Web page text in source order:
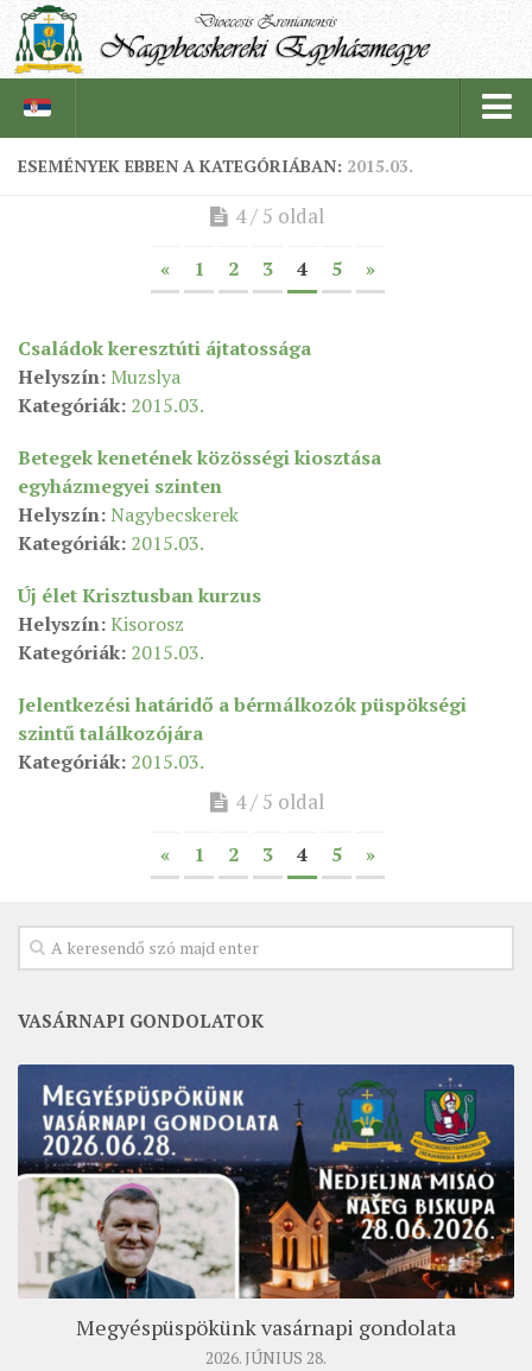
TÖRTÉNELEM
EGYHÁZMEGYEI LEVÉLTÁR
LELKIPÁSZTOROK
SZERZETESRENDEK
IN MEMORIAM
PLÉBÁNIÁK
KÖZPONTI ESPERESSÉG
DÉLI ESPERESSÉG
ARCHÍVUM
ARCHÍV ÉLETKÉPEK
SZINÓDUS
ORGANIGRAMMA
PÜSPÖKI DEKRÉTUM
ZSINAT MOTTÓJA, LOGÓJA
ZSINATI IRODA
KOORDINÁLÓ BIZOTTSÁG
MUNKADOKUMENTUMOK
ZSINATI HÍREK-ÚJSÁG
PASZTORÁLSZOCIOLÓGIAI FELMÉRÉS
KISKORÚAK VÉDELME
„GYERMEKVÉDELMI” KIHÍVÁSOK KÁNONJOGI
MEGKÖZELÍTÉSBEN
ESEMÉNYEK EBBEN A KATEGÓRIÁBAN: 2015.03.
4 / 5 oldal
« 1 2 3 4 5 »
Családok keresztúti ájtatossága
Helyszín: Muzslya
Kategóriák: 2015.03.
Betegek kenetének közösségi kiosztása
egyházmegyei szinten
Helyszín: Nagybecskerek
Kategóriák: 2015.03.
Új élet Krisztusban kurzus
Helyszín:Kisorosz
Kategóriák: 2015.03.
Jelentkezési határidő a bérmálkozók püspökségi
szintű találkozójára
Kategóriák: 2015.03.
4 / 5 oldal
« 1 2 3 4 5 »
VASÁRNAPI GONDOLATOK
Megyéspüspökünk vasárnapi gondolata
2026. JÚNIUS 28.